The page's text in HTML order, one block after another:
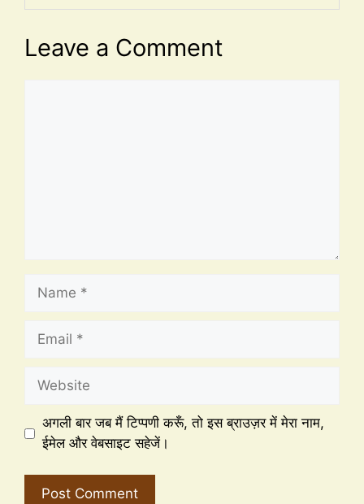
Leave a Comment
अगली बार जब मैं टिप्पणी करूँ, तो इस ब्राउज़र में मेरा नाम,
ईमेल और वेबसाइट सहेजें।